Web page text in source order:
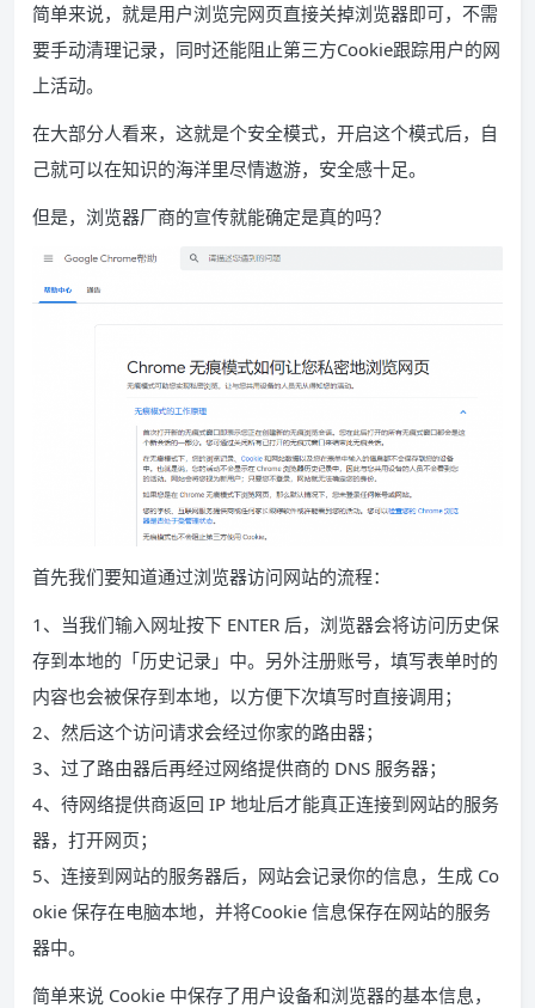
简单来说，就是用户浏览完网页直接关掉浏览器即可，不需
要手动清理记录，同时还能阻止第三方Cookie跟踪用户的网
上活动。
在大部分人看来，这就是个安全模式，开启这个模式后，自
己就可以在知识的海洋里尽情遨游，安全感十足。
但是，浏览器厂商的宣传就能确定是真的吗？
首先我们要知道通过浏览器访问网站的流程：
1、当我们输入网址按下 ENTER 后，浏览器会将访问历史保
存到本地的「历史记录」中。另外注册账号，填写表单时的
内容也会被保存到本地，以方便下次填写时直接调用；
2、然后这个访问请求会经过你家的路由器；
3、过了路由器后再经过网络提供商的 DNS 服务器；
4、待网络提供商返回 IP 地址后才能真正连接到网站的服务
器，打开网页；
5、连接到网站的服务器后，网站会记录你的信息，生成 Co
okie 保存在电脑本地，并将Cookie 信息保存在网站的服务
器中。
简单来说 Cookie 中保存了用户设备和浏览器的基本信息，